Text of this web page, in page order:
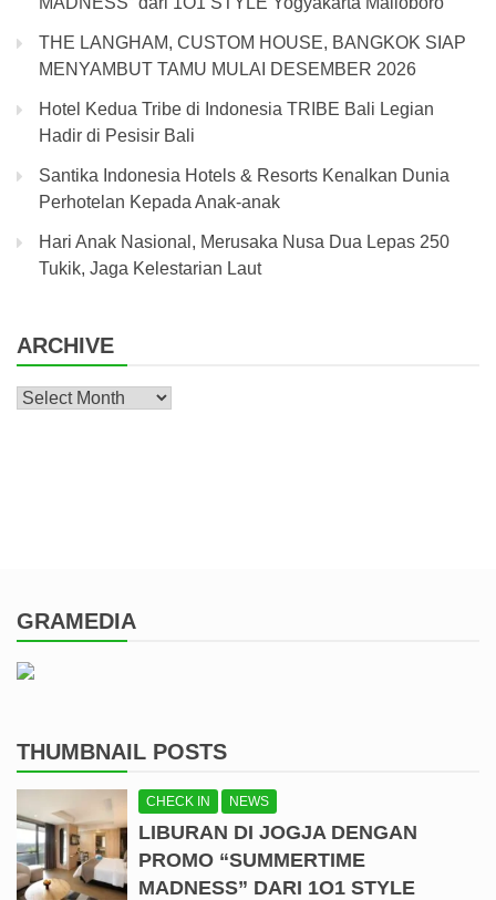
THE LANGHAM, CUSTOM HOUSE, BANGKOK SIAP
MENYAMBUT TAMU MULAI DESEMBER 2026
Hotel Kedua Tribe di Indonesia TRIBE Bali Legian
Hadir di Pesisir Bali
Santika Indonesia Hotels & Resorts Kenalkan Dunia
Perhotelan Kepada Anak-anak
Hari Anak Nasional, Merusaka Nusa Dua Lepas 250
Tukik, Jaga Kelestarian Laut
ARCHIVE
Archive
GRAMEDIA
THUMBNAIL POSTS
CHECK IN NEWS
LIBURAN DI JOGJA DENGAN
PROMO “SUMMERTIME
MADNESS” DARI 1O1 STYLE